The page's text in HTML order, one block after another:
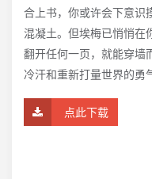
合上书，你或许会下意识
混凝土。但埃梅已悄悄在
翻开任何一页，就能穿墙
冷汗和重新打量世界的勇
点此下载